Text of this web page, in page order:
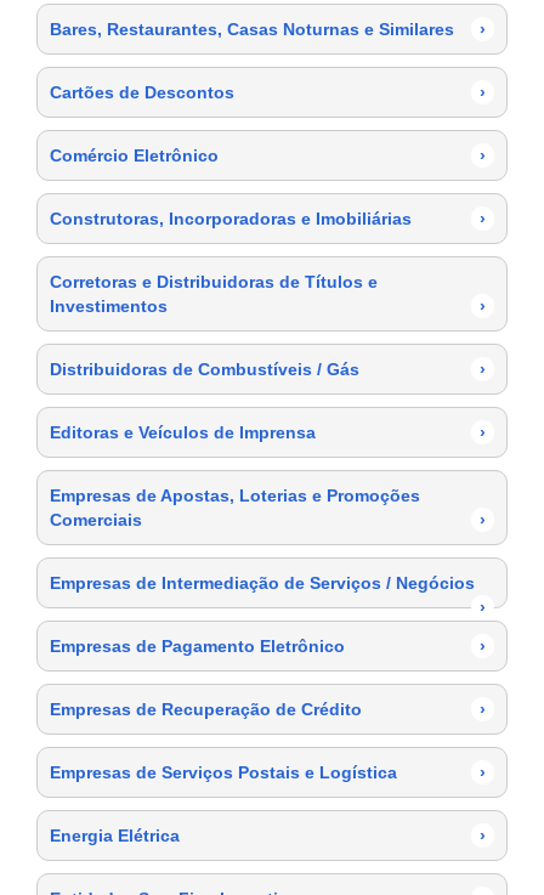
Bares, Restaurantes, Casas Noturnas e Similares ›
Cartões de Descontos ›
Comércio Eletrônico ›
Construtoras, Incorporadoras e Imobiliárias ›
Corretoras e Distribuidoras de Títulos e
Investimentos
›
Distribuidoras de Combustíveis / Gás ›
Editoras e Veículos de Imprensa ›
Empresas de Apostas, Loterias e Promoções
Comerciais
›
Empresas de Intermediação de Serviços / Negócios
›
Empresas de Pagamento Eletrônico
›
Empresas de Recuperação de Crédito ›
Empresas de Serviços Postais e Logística ›
Energia Elétrica ›